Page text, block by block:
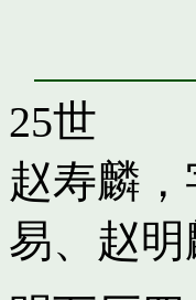
25世
赵寿麟
易、 赵明